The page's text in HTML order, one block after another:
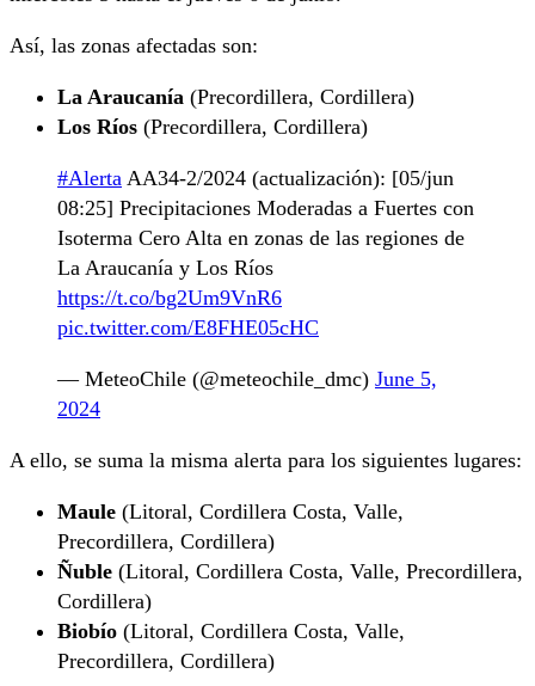
Así, las zonas afectadas son:
La Araucanía (Precordillera, Cordillera)
Los Ríos (Precordillera, Cordillera)
#Alerta AA34-2/2024 (actualización): [05/jun
08:25] Precipitaciones Moderadas a Fuertes con
Isoterma Cero Alta en zonas de las regiones de
La Araucanía y Los Ríos
https://t.co/bg2Um9VnR6
pic.twitter.com/E8FHE05cHC
— MeteoChile (@meteochile_dmc) June 5,
2024
A ello, se suma la misma alerta para los siguientes lugares:
Maule (Litoral, Cordillera Costa, Valle,
Precordillera, Cordillera)
Ñuble (Litoral, Cordillera Costa, Valle, Precordillera,
Cordillera)
Biobío (Litoral, Cordillera Costa, Valle,
Precordillera, Cordillera)